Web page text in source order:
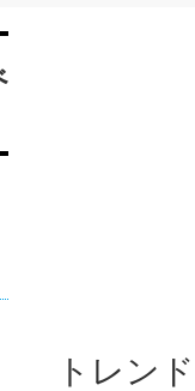
トレン